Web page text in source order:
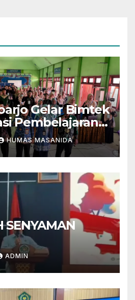
Gelar Bimtek
Pembelajaran
Deep
HUMAS MASANIDA
SENYAMAN
ADMIN